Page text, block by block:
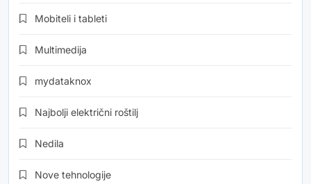
Mobiteli i tableti
Multimedija
mydataknox
Najbolji električni roštilj
Nedila
Nove tehnologije